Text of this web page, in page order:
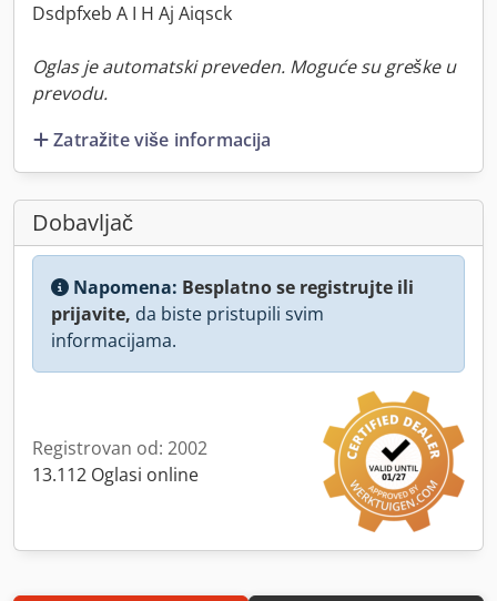
Dsdpfxeb A I H Aj Aiqsck
Oglas je automatski preveden. Moguće su greške u
prevodu.
Zatražite više informacija
Dobavljač
Napomena: Besplatno se registrujte ili
prijavite, da biste pristupili svim
informacijama.
Registrovan od: 2002
13.112 Oglasi online